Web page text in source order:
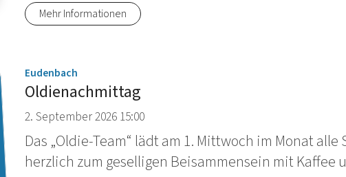
2026Mehr Informationen
Eudenbach:
Oldienachmittag
2. September 2026 15:00
Das „Oldie-Team“ lädt am 1. Mittwoch im Monat
herzlich zum geselligen Beisammensein mit Kaffee